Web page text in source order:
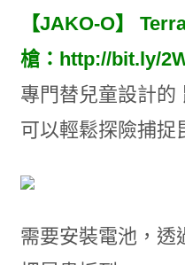
【JAKO-O】
槍： http://bit.ly/
專門替兒童設計的
可以輕鬆探險捕捉
需要安裝電池，透